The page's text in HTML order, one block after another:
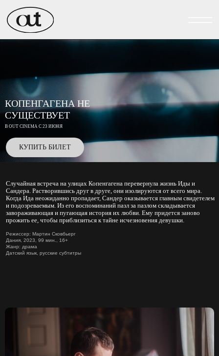
КОПЕНГАГЕНА НЕ
СУЩЕСТВУЕТ
В OUT CINEMA С 23 ИЮНЯ
КУПИТЬ БИЛЕТ
Случайная встреча на улицах Копенгагена перевернула жизнь Иды и
Сандера. Растворившись друг в друге, они изолируются от всего мира.
Когда Ида неожиданно пропадает, Сандер оказывается главным свидетелем
и подозреваемым. Из его воспоминаний пазл за пазлом складывается
завораживающая и пугающая история их любви. Ему придется заново
прожить ее, чтобы приблизиться к тайне исчезновения девушки.
Режиссер: Мартин Сковбьерг
Дания, 2023, 99 мин., 16+
Жанр: драма
Датский язык, русские субтитры